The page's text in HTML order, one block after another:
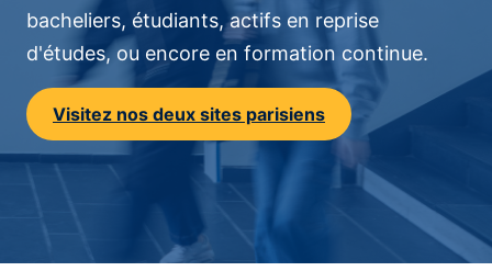
bacheliers, étudiants, actifs en reprise
d'études, ou encore en formation continue.
Visitez nos deux sites parisiens